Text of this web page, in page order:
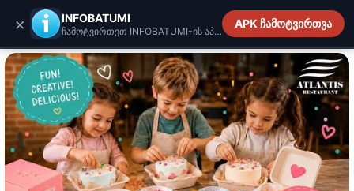
INFOBATUMI.GE
× INFOBATUMI
ჩამოტვირთეთ INFOBATUMI-ის აპლიკაცია
APK ჩამოტვირთვა